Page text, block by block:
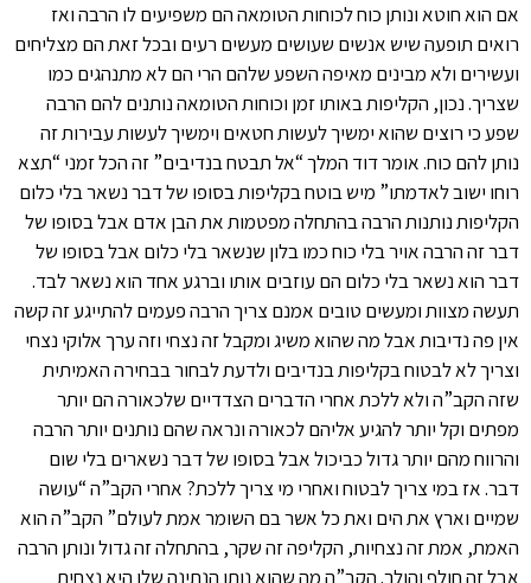
אם הוא חוטא ונותן כוח לכוחות הטומאה הם משפיעים לו הרבה ואז
רואים תופעה שיש אנשים שעושים מעשים רעים ובכל זאת הם מצליחים
ועשירים ולא מבינים מאיפה השפע שלהם הרי הם לא מתנהגים כמו
שצריך. נכון, הקליפות באותו זמן וכוחות הטומאה נותנים להם הרבה
שפע כי רוצים שהוא ימשיך לעשות חטאים וימשיך לעשות עבירות זה
נותן להם כוח. אומר דוד המלך “אל תבטח בנדיבים” זה הכל זמני “תצא
רוחו ישוב לאדמתו” מיש בוטח בקליפות בסופו של דבר נשאר בלי כלום
הקליפות נותנות הרבה בהתחלה מפטמות את הבן אדם אבל בסופו של
דבר זה הרבה אויר בלי כוח כמו בלון שנשאר בלי כלום אבל בסופו של
דבר הוא נשאר בלי כלום הם עוזבים אותו וברגע אחד הוא נשאר לבד.
תעשה מצוות ומעשים טובים אמנם צריך הרבה פעמים להתייגע זה קשה
אין פה נדיבות אבל מה שהוא משיג ומקבל זה נצחי וזה ערך אלוקי נצחי
וצריך לא לבטוח בקליפות בנדיבים ולדעת לבחור בבחירה האמיתית
שזה הקב”ה ולא ללכת אחרי הדברים הצדדיים שלכאורה הם יותר
מפתים וקל יותר להגיע אליהם לכאורה ונראה שהם נותנים יותר הרבה
והרווח מהם יותר גדול כביכול אבל בסופו של דבר נשארים בלי שום
דבר. אז במי צריך לבטוח ואחרי מי צריך ללכת? אחרי הקב”ה “עושה
שמיים וארץ את הים ואת כל אשר בם השומר אמת לעולם” הקב”ה הוא
האמת, אמת זה נצחיות, הקליפה זה שקר, בהתחלה זה גדול ונותן הרבה
אבל זה חולף והולך. הקב”ה מה שהוא נותן הנתינה שלו היא נצחית